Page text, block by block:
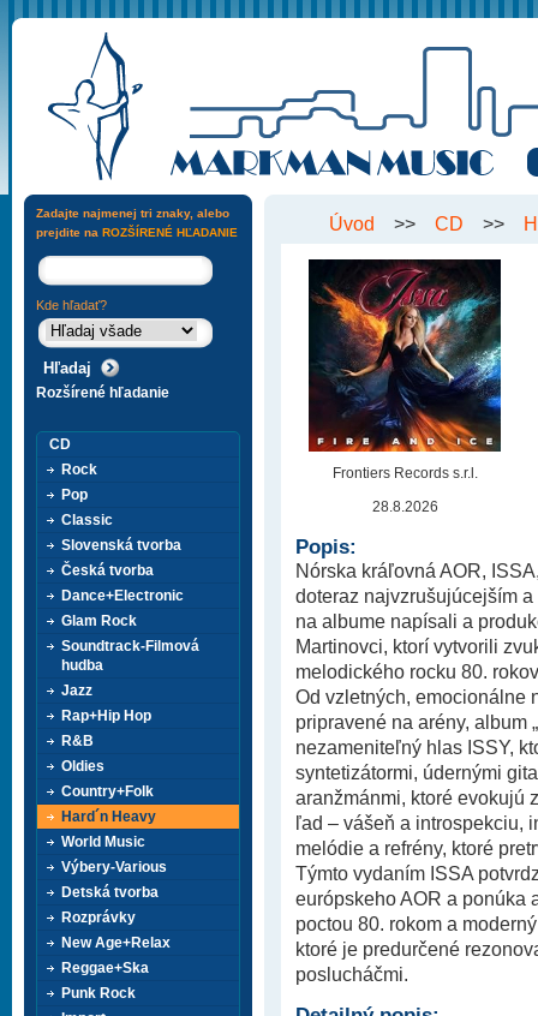
Úvod >> CD >>
Frontiers Records s.r.l.
28.8.2026
Popis:
Nórska kráľovná AOR,
doteraz najvzrušujúcejším
na albume napísali a
Martinovci, ktorí vytvorili
melodického rocku 80.
Od vzletných, emocionálne
pripravené na arény, album
nezameniteľný hlas ISSY,
syntetizátormi, údernými
aranžmánmi, ktoré evokujú
ľad – vášeň a introspekciu,
melódie a refrény, ktoré
Týmto vydaním ISSA
európskeho AOR a ponúka
poctou 80. rokom a
ktoré je predurčené
poslucháčmi.
Zadajte najmenej tri znaky, alebo
prejdite na ROZŠÍRENÉ HĽADANIE
Kde hľadať?
Rozšírené hľadanie
CD
Rock
Pop
Classic
Slovenská tvorba
Česká tvorba
Dance+Electronic
Glam Rock
Soundtrack-Filmová
hudba
Jazz
Rap+Hip Hop
R&B
Oldies
Country+Folk
Hard´n Heavy
World Music
Výbery-Various
Detská tvorba
Rozprávky
New Age+Relax
Reggae+Ska
Punk Rock